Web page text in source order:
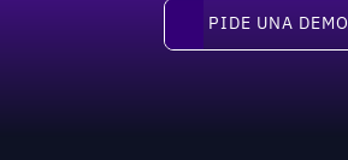
Pide una demo
PIDE UNA DEMO